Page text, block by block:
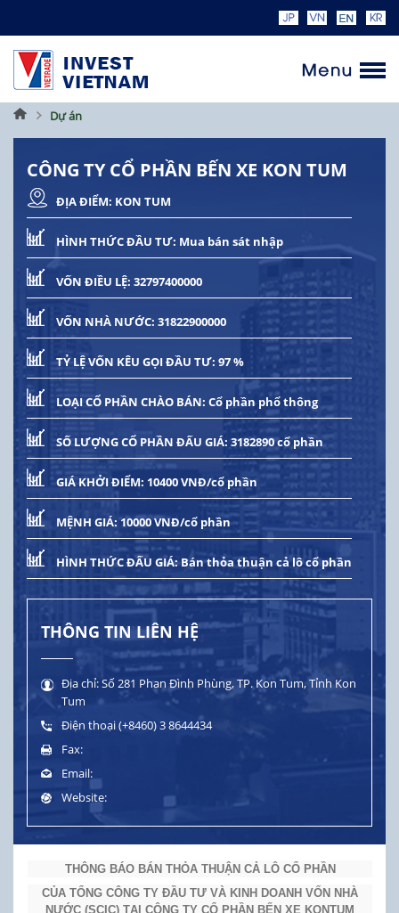
Trang
chủ
Dự án
CÔNG TY CỔ PHẦN BẾN XE KON TUM
ĐỊA ĐIỂM: KON TUM
HÌNH THỨC ĐẦU TƯ: Mua bán sát nhập
VỐN ĐIỀU LỆ: 32797400000
VỐN NHÀ NƯỚC: 31822900000
TỶ LỆ VỐN KÊU GỌI ĐẦU TƯ: 97 %
LOẠI CỔ PHẦN CHÀO BÁN: Cổ phần phổ thông
SỐ LƯỢNG CỔ PHẦN ĐẤU GIÁ: 3182890 cổ phần
GIÁ KHỞI ĐIỂM: 10400 VNĐ/cổ phần
MỆNH GIÁ:10000 VNĐ/cổ phần
HÌNH THỨC ĐẤU GIÁ:Bán thỏa thuận cả lô cổ phần
THÔNG TIN LIÊN HỆ
Địa chỉ:Số 281 Phan Đình Phùng, TP. Kon Tum, Tỉnh Kon
Tum
Điện thoại(+8460) 3 8644434
Fax:
Email:
Website:
THÔNG BÁO BÁN THỎA THUẬN CẢ LÔ CỔ PHẦN
CỦA TỔNG CÔNG TY ĐẦU TƯ VÀ KINH DOANH VỐN NHÀ
NƯỚC (SCIC) TẠI CÔNG TY CỔ PHẦN BẾN XE KONTUM